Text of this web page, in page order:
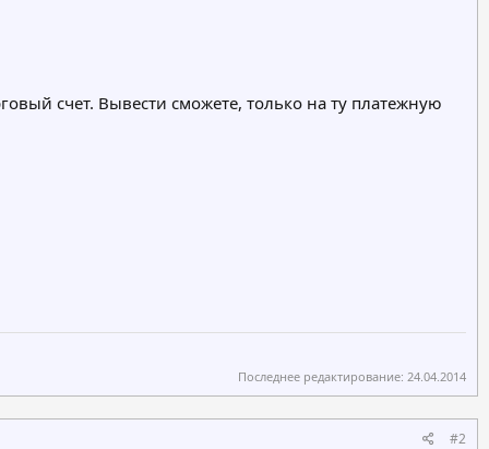
счет. Вывести сможете, только на ту платежную
Последнее редактирование: 24.04.2014
#2